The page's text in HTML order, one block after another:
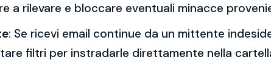
a rilevare e bloccare eventuali minacce
: Se ricevi email continue da un mittente
filtri per instradarle direttamente nella